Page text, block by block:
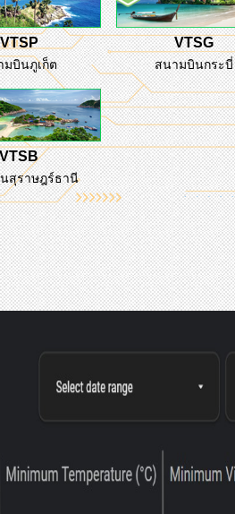
VTSP VTSG
มบินภูเก็ต สนามบินกระบี่
VTSB
สุราษฎร์ธานี